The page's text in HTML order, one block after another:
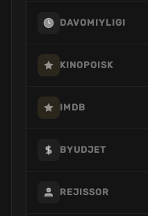
DAVOMIYLIGI
KINOPOISK
IMDB
BYUDJET
REJISSOR